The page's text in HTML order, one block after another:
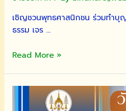
เชิญชวนพุทธศาสนิกชน ร่วมทำ
ธรรม เจร …
ขอ
ทำบุญ
รักษา
Read More »